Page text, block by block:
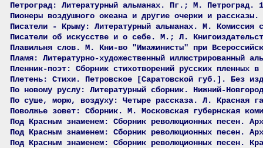
Петроград: Литературный альманах. Пг.; М. Петроград.
Пионеры воздушного океана и другие очерки и
Писатели - Крыму: Литературный альманах. М. Комиссия
Писатели об искусстве и о себе. М.; Л.
Плавильня слов. М. Кни-во "Имажинисты" при
Пламя: Литературно-художественный иллюстрированный
Пленник-поэт: Сборник стихотворений русских
Плетень: Стихи. Петровское [Саратовской губ.]. Без
По новому руслу: Литературный сборник. Нижний-
По суше, морю, воздуху: Четыре рассказа. Л. Красная
Поволжье зовет: Сборник. М. Московская губернская
Под Красным знаменем: Сборник революционных песен.
Под Красным знаменем: Сборник революционных песен.
Под Красным знаменем: Сборник революционных песен.